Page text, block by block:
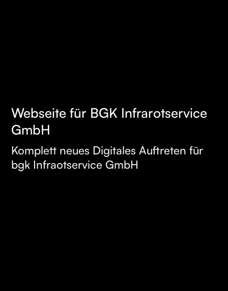
MEHR
ERFAHREN
Webseite für BGK Infrarotservice
GmbH
Komplett neues Digitales Auftreten für
bgk Infraotservice GmbH